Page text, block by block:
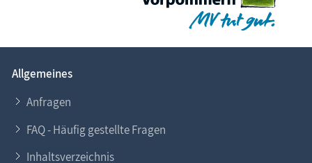
Allgemeines
Anfragen
FAQ - Häufig gestellte Fragen
Inhaltsverzeichnis